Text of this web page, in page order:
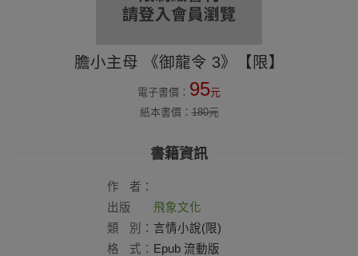
膽小主母 《御龍令 3》【限】
電子書價： 95元
紙本書價：180元
書籍資訊
作
者：
出版
社：
飛象文化
類
別： 言情小說(限)
格
式： Epub 流動版